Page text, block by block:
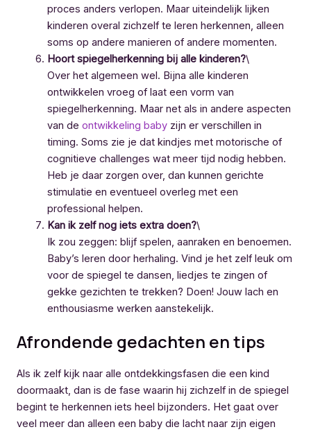
proces anders verlopen. Maar uiteindelijk lijken
kinderen overal zichzelf te leren herkennen, alleen
soms op andere manieren of andere momenten.
Hoort spiegelherkenning bij alle kinderen?\
Over het algemeen wel. Bijna alle kinderen
ontwikkelen vroeg of laat een vorm van
spiegelherkenning. Maar net als in andere aspecten
van de ontwikkeling babyzijn er verschillen in
timing. Soms zie je dat kindjes met motorische of
cognitieve challenges wat meer tijd nodig hebben.
Heb je daar zorgen over, dan kunnen gerichte
stimulatie en eventueel overleg met een
professional helpen.
Kan ik zelf nog iets extra doen?\
Ik zou zeggen: blijf spelen, aanraken en benoemen.
Baby’s leren door herhaling. Vind je het zelf leuk om
voor de spiegel te dansen, liedjes te zingen of
gekke gezichten te trekken? Doen! Jouw lach en
enthousiasme werken aanstekelijk.
Afrondende gedachten en tips
Als ik zelf kijk naar alle ontdekkingsfasen die een kind
doormaakt, dan is de fase waarin hij zichzelf in de spiegel
begint te herkennen iets heel bijzonders. Het gaat over
veel meer dan alleen een baby die lacht naar zijn eigen